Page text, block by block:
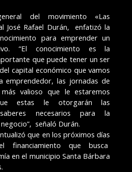
del movimiento «Las
José Rafael Durán, enfatizó la
para emprender un
“El conocimiento es la
que puede tener un ser
capital económico que vamos
emprendedor, las jornadas de
valioso que le estaremos
estas le otorgarán las
necesarios para la
señaló Durán.
que en los próximos días
financiamiento que busca
en el municipio Santa Bárbara